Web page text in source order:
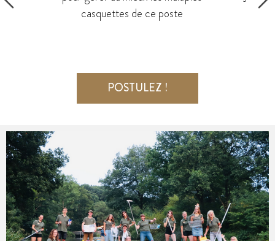
casquettes de ce poste
POSTULEZ !